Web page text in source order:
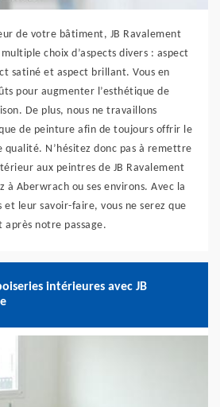
de votre bâtiment, JB Ravalement
choix d’aspects divers : aspect
satiné et aspect brillant. Vous en
pour augmenter l’esthétique de
De plus, nous ne travaillons
de peinture afin de toujours offrir le
N’hésitez donc pas à remettre
aux peintres de JB Ravalement
à Aberwrach ou ses environs. Avec la
leur savoir-faire, vous ne serez que
notre passage.
intérieures avec JB